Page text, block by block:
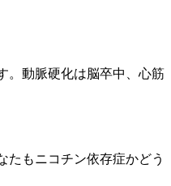
。動脈硬化は脳卒中、心筋
たもニコチン依存症かどう